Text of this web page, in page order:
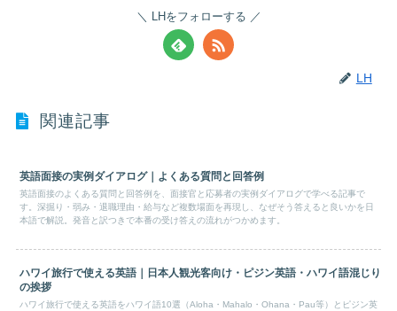
LHをフォローする
LH
関連記事
英語面接の実例ダイアログ｜よくある質問と回答例
英語面接のよくある質問と回答例を、面接官と応募者の実例ダイアログで学べる記事で
す。深掘り・弱み・退職理由・給与など複数場面を再現し、なぜそう答えると良いかを日
本語で解説。発音と訳つきで本番の受け答えの流れがつかめます。
ハワイ旅行で使える英語｜日本人観光客向け・ピジン英語・ハワイ語混じり
の挨拶
ハワイ旅行で使える英語をハワイ語10選（Aloha・Mahalo・Ohana・Pau等）とピジン英